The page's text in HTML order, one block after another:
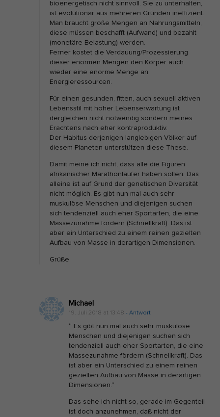
e
r
“
+
E
r
ä
h
r
u
g
v
o
n
T
B
e
s
bioenergetisch nicht sinnvoll. Sie zu unterhalten,
ist evolutionär aus mehreren Gründen ineffizient.
Man braucht große Mengen an Nahrungsmitteln,
diese müssen beschafft (Aufwand) und bezahlt
(monetäre Belastung) werden.
Ferner kostet die Verdauung/Prozessierung
dieser enormen Mengen den Körper auch
wieder eine enorme Menge an
Energieressourcen.
Für einen gesunden, fitten, auch sexuell aktiven
Lebensstil mit hoher Lebenserwartung ist
dergleichen nicht notwendig sondern meines
Erachtens nach eher kontraproduktiv.
Der Habitus derjenigen langlebigen Völker auf
diesem Planeten unterstützen diese These.
Damit meine ich nicht, dass alle die Figuren
afrikanischer Marathonläufer haben sollen. Das
alleine ist auf Grund der genetischen Diversität
nicht möglich. Es gibt nun mal auch sehr
muskulöse Menschen und diejenigen suchen
sich tendenziell auch eher Sportarten, die eine
Massezunahme fördern (Schnellkraft). Das ist
aber ein Unterschied zu einem reinen gezielten
Aufbau von Masse in derartigen Dimensionen.
Grüße
Michael
19. Juli 2018 at 13:48 - Antwort
“ Es gibt nun mal auch sehr muskulöse
Menschen und diejenigen suchen sich
tendenziell auch eher Sportarten, die eine
Massezunahme fördern (Schnellkraft). Das
ist aber ein Unterschied zu einem reinen
gezielten Aufbau von Masse in derartigen
Dimensionen.“
Das sehe ich nicht so, gerade im Gegenteil
ist doch anzunehmen, daß nicht der